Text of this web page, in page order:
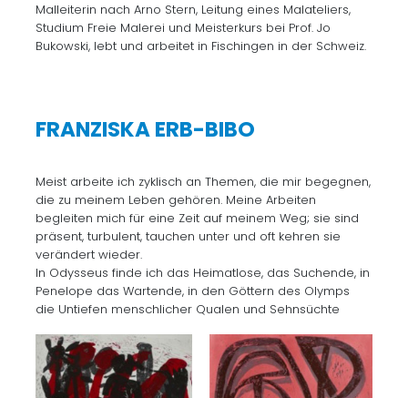
Malleiterin nach Arno Stern, Leitung eines Malateliers,
Studium Freie Malerei und Meisterkurs bei Prof. Jo
Bukowski, lebt und arbeitet in Fischingen in der Schweiz.
FRANZISKA ERB-BIBO
Meist arbeite ich zyklisch an Themen, die mir begegnen,
die zu meinem Leben gehören. Meine Arbeiten
begleiten mich für eine Zeit auf meinem Weg; sie sind
präsent, turbulent, tauchen unter und oft kehren sie
verändert wieder.
In Odysseus finde ich das Heimatlose, das Suchende, in
Penelope das Wartende, in den Göttern des Olymps
die Untiefen menschlicher Qualen und Sehnsüchte